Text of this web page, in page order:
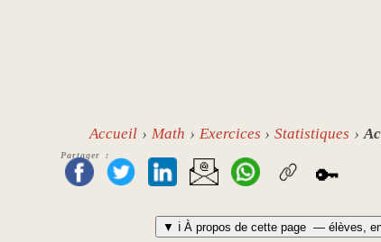
Accueil Math Exercices Statistiques
Partager :
🔑
▼ ℹ️ À propos de cette page — élèves,